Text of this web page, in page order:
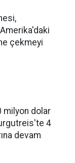
çekmeyi
milyon dolar
4
devam